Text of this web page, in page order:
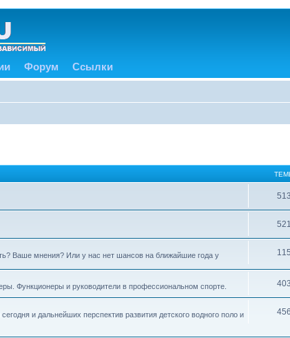
Форум Ссылки
513
521
Ваше мнения? Или у нас нет шансов на ближайшие года у
115
Функционеры и руководители в профессиональном спорте. 403
и дальнейших перспектив развития детского водного поло и
456